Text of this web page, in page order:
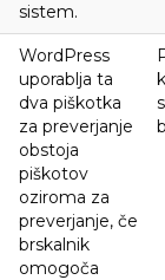
sistem.
WordPress
uporablja ta
dva piškotka
za preverjanje
obstoja
piškotov
oziroma za
preverjanje, če
brskalnik
omogoča